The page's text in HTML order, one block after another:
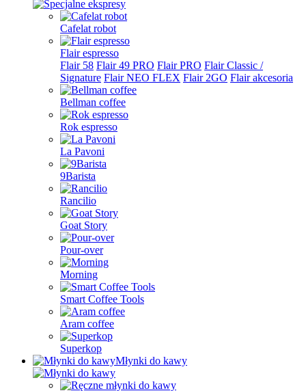
Cafelat robot
Flair espresso
Flair 58 Flair 49 PRO Flair PRO Flair Classic /
Signature Flair NEO FLEX Flair 2GO Flair akcesoria
Bellman coffee
Rok espresso
La Pavoni
9Barista
Rancilio
Goat Story
Pour-over
Morning
Smart Coffee Tools
Aram coffee
Superkop
Młynki do kawy